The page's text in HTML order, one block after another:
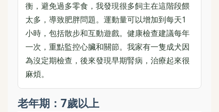
衡，避免過多零食，我發現很多飼主在這階段餵
太多，導致肥胖問題。運動量可以增加到每天1
小時，包括散步和互動遊戲。健康檢查建議每年
一次，重點監控心臟和關節。我家有一隻成犬因
為沒定期檢查，後來發現早期腎病，治療起來很
麻煩。
老年期：7歲以上